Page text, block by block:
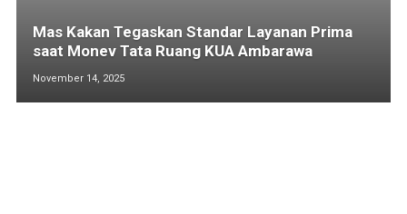
Mas Kakan Tegaskan Standar Layanan Prima
saat Monev Tata Ruang KUA Ambarawa
November 14, 2025